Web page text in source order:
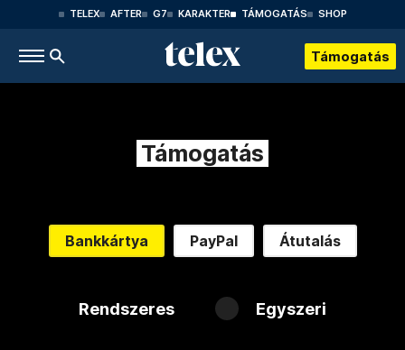
TELEX AFTER G7 KARAKTER TÁMOGATÁS SHOP
Támogatás
Támogatás
Bankkártya PayPal Átutalás
Rendszeres Egyszeri